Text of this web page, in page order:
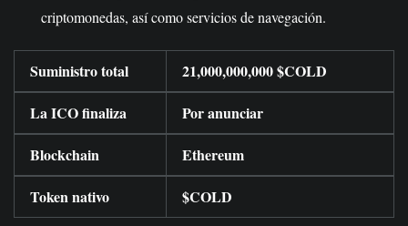
criptomonedas, así como servicios de navegación.
Suministro total
21,000,000,000 $COLD
La ICO finaliza
Por anunciar
Blockchain
Ethereum
Token nativo
$COLD